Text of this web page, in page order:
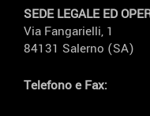
SEDE LEGALE ED
Via Fangarielli, 1
84131 Salerno (SA)
Telefono e Fax: